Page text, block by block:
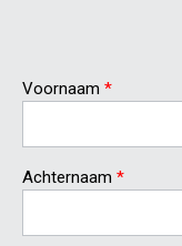
Voornaam *
Achternaam *